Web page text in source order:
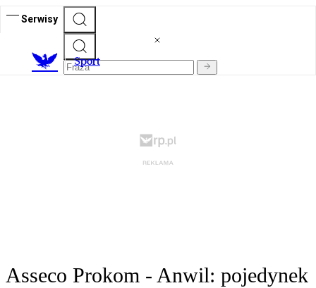
Serwisy
Sport
Asseco Prokom - Anwil: pojedynek